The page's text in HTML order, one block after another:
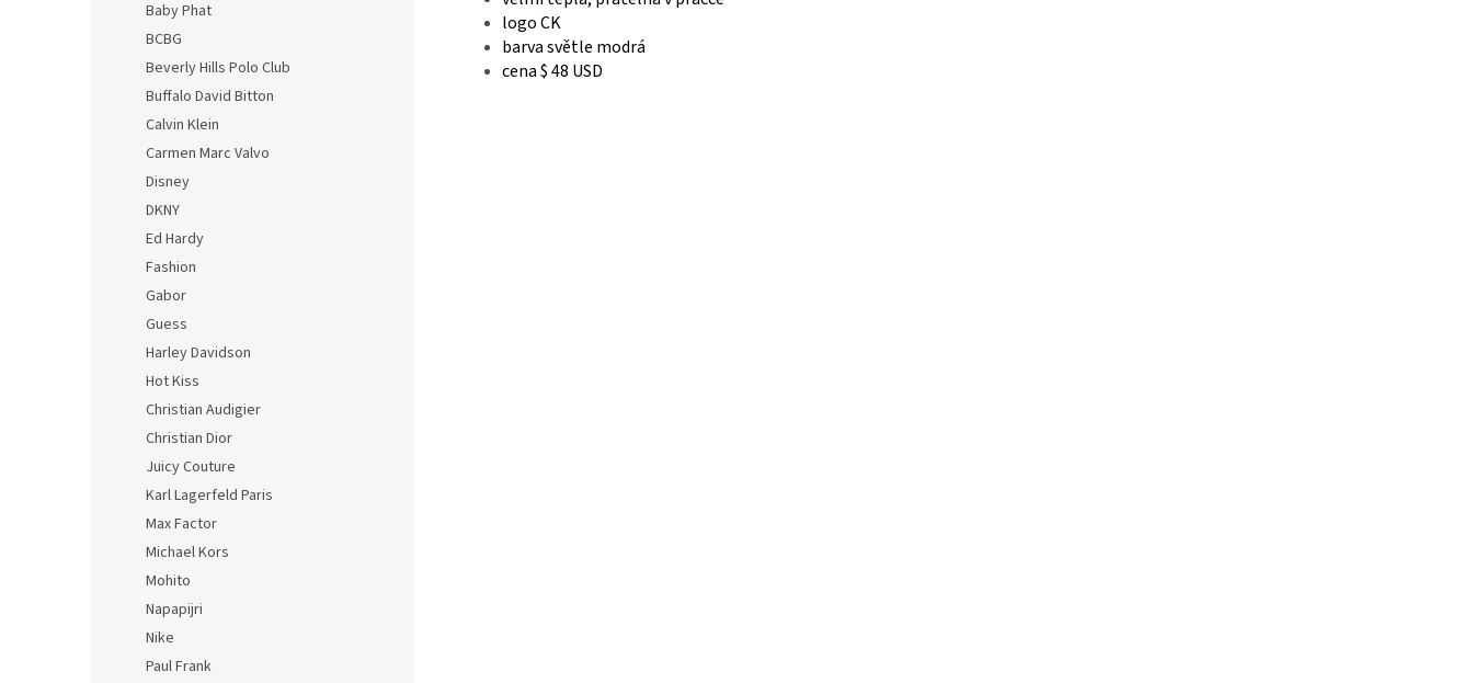
Baby Phat
BCBG
Beverly Hills Polo Club
Buffalo David Bitton
Calvin Klein
Carmen Marc Valvo
Disney
DKNY
Ed Hardy
Fashion
Gabor
Guess
Harley Davidson
Hot Kiss
Christian Audigier
Christian Dior
Juicy Couture
Karl Lagerfeld Paris
Max Factor
Michael Kors
Mohito
Napapijri
Nike
Paul Frank
logo CK
barva světle modrá
cena $ 48 USD